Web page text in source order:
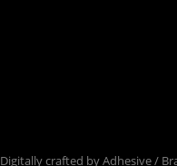
Digitally crafted byAdhesive /